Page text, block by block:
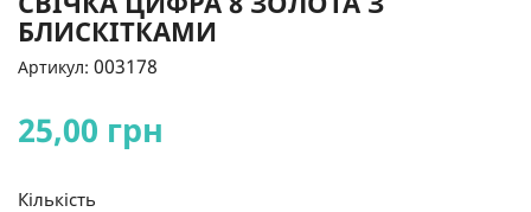
БЛИСКІТКАМИ
Артикул: 003178
25,00 грн
Кількість